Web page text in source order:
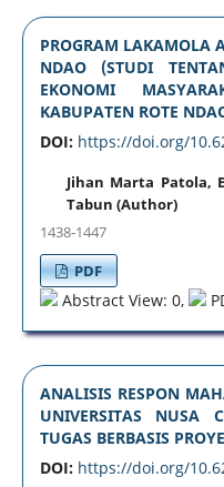
PROGRAM LAKAMOLA
NDAO (STUDI
EKONOMI
KABUPATEN ROTE
DOI: https://doi.org/
Jihan Marta Patola,
Tabun (Author)
1438-1447
PDF
Abstract View: 0,
ANALISIS RESPON
UNIVERSITAS NUSA
TUGAS BERBASIS
DOI: https://doi.org/